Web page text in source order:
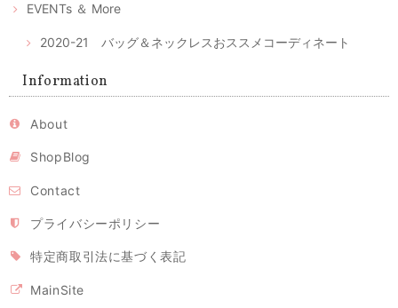
と手触りでうっとりしました。 マスクもしっかりしており手づくりの風
で使いたいな、と思っています。
レビュー有難うございます。気に入っていただけてとても
2020/04/26
EVENTs ＆ More
2020-21 バッグ＆ネックレスおススメコーディネート
Information
About
ShopBlog
Contact
プライバシーポリシー
特定商取引法に基づく表記
MainSite